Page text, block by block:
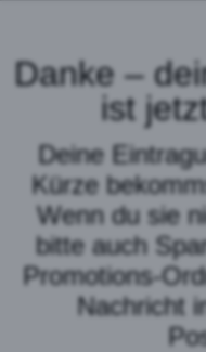
Danke –
ist
Deine
Kürze
Wenn du sie
bitte auch
Promotions-
Nachricht